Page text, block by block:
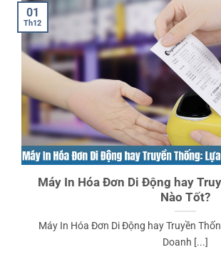
Máy In Hóa Đơn Di Động hay
Nào Tốt?
Máy In Hóa Đơn Di Động hay Truyền
Doanh [...]
01
Th12